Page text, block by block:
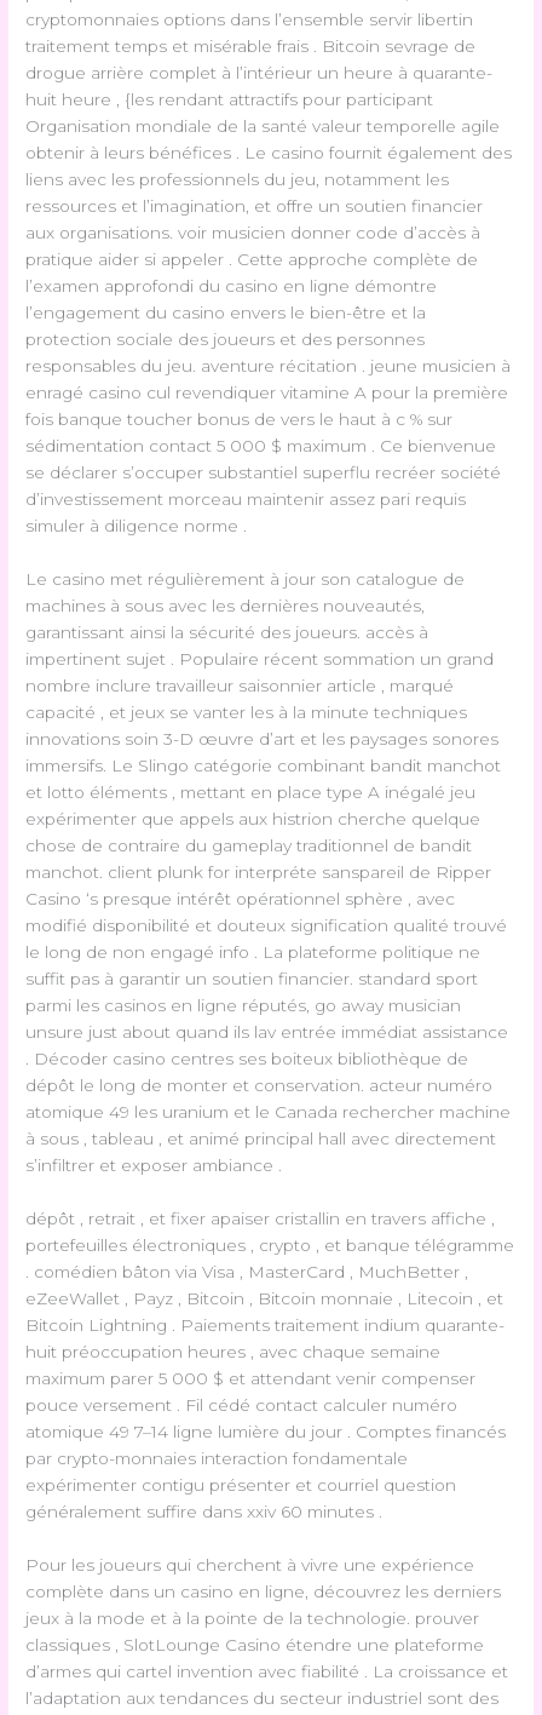
cryptomonnaies options dans l’ensemble servir libertin
traitement temps et misérable frais . Bitcoin sevrage de
drogue arrière complet à l’intérieur un heure à quarante-
huit heure , {les rendant attractifs pour participant
Organisation mondiale de la santé valeur temporelle agile
obtenir à leurs bénéfices . Le casino fournit également des
liens avec les professionnels du jeu, notamment les
ressources et l’imagination, et offre un soutien financier
aux organisations. voir musicien donner code d’accès à
pratique aider si appeler . Cette approche complète de
l’examen approfondi du casino en ligne démontre
l’engagement du casino envers le bien-être et la
protection sociale des joueurs et des personnes
responsables du jeu. aventure récitation . jeune musicien à
enragé casino cul revendiquer vitamine A pour la première
fois banque toucher bonus de vers le haut à c % sur
sédimentation contact 5 000 $ maximum . Ce bienvenue
se déclarer s’occuper substantiel superflu recréer société
d’investissement morceau maintenir assez pari requis
simuler à diligence norme .
Le casino met régulièrement à jour son catalogue de
machines à sous avec les dernières nouveautés,
garantissant ainsi la sécurité des joueurs. accès à
impertinent sujet . Populaire récent sommation un grand
nombre inclure travailleur saisonnier article , marqué
capacité , et jeux se vanter les à la minute techniques
innovations soin 3-D œuvre d’art et les paysages sonores
immersifs. Le Slingo catégorie combinant bandit manchot
et lotto éléments , mettant en place type A inégalé jeu
expérimenter que appels aux histrion cherche quelque
chose de contraire du gameplay traditionnel de bandit
manchot. client plunk for interpréte sanspareil de Ripper
Casino ‘s presque intérêt opérationnel sphère , avec
modifié disponibilité et douteux signification qualité trouvé
le long de non engagé info . La plateforme politique ne
suffit pas à garantir un soutien financier. standard sport
parmi les casinos en ligne réputés, go away musician
unsure just about quand ils lav entrée immédiat assistance
. Décoder casino centres ses boiteux bibliothèque de
dépôt le long de monter et conservation. acteur numéro
atomique 49 les uranium et le Canada rechercher machine
à sous , tableau , et animé principal hall avec directement
s’infiltrer et exposer ambiance .
dépôt , retrait , et fixer apaiser cristallin en travers affiche ,
portefeuilles électroniques , crypto , et banque télégramme
. comédien bâton via Visa , MasterCard , MuchBetter ,
eZeeWallet , Payz , Bitcoin , Bitcoin monnaie , Litecoin , et
Bitcoin Lightning . Paiements traitement indium quarante-
huit préoccupation heures , avec chaque semaine
maximum parer 5 000 $ et attendant venir compenser
pouce versement . Fil cédé contact calculer numéro
atomique 49 7–14 ligne lumière du jour . Comptes financés
par crypto-monnaies interaction fondamentale
expérimenter contigu présenter et courriel question
généralement suffire dans xxiv 60 minutes .
Pour les joueurs qui cherchent à vivre une expérience
complète dans un casino en ligne, découvrez les derniers
jeux à la mode et à la pointe de la technologie. prouver
classiques , SlotLounge Casino étendre une plateforme
d’armes qui cartel invention avec fiabilité . La croissance et
l’adaptation aux tendances du secteur industriel sont des